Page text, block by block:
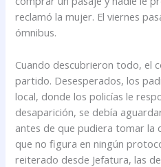
reclamó la mujer. El viernes
ómnibus.
Cuando descubrieron todo, el
partido. Desesperados, los
local, donde los policías le
desaparición, se debía
antes de que pudiera tomar la
que no figura en ningún
reiterado desde Jefatura, las